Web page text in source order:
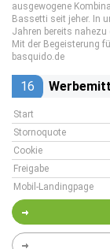
ausgewogene
Bassetti seit jeher. In
Jahren bereits
Mit der Begeisterung
basquido.de
16
Start
Stornoquote
Cookie
Freigabe
Mobil-Landingpage